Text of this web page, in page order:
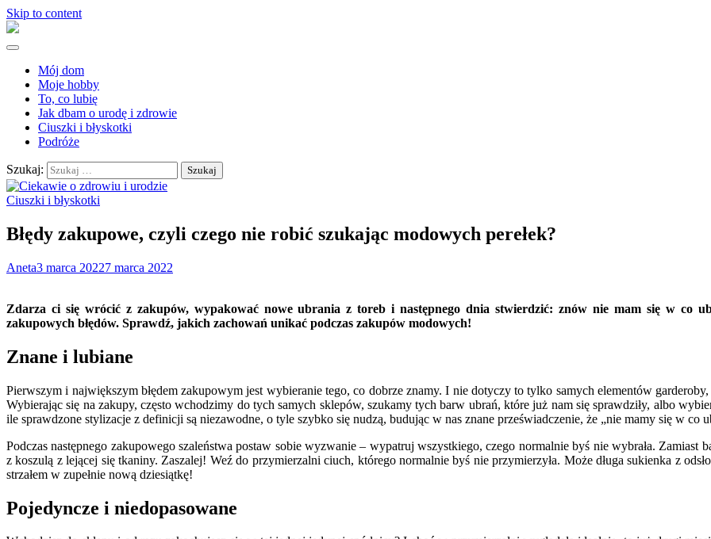
Skip to content
Mój dom
Moje hobby
To, co lubię
Jak dbam o urodę i zdrowie
Ciuszki i błyskotki
Podróże
Szukaj:
Ciuszki i błyskotki
Błędy zakupowe, czyli czego nie robić szukając modowych perełek?
Aneta3 marca 20227 marca 2022
Zdarza ci się wrócić z zakupów, wypakować nowe ubrania z toreb i następnego dnia stwierdzić: znów nie mam się w co
zakupowych błędów. Sprawdź, jakich zachowań unikać podczas zakupów modowych!
Znane i lubiane
Pierwszym i największym błędem zakupowym jest wybieranie tego, co dobrze znamy. I nie dotyczy to tylko samych elementów
Wybierając się na zakupy, często wchodzimy do tych samych sklepów, szukamy tych barw ubrań, które już nam się sprawdziły, albo
ile sprawdzone stylizacje z definicji są niezawodne, o tyle szybko się nudzą, budując w nas znane przeświadczenie, że „nie mamy się w co
Podczas następnego zakupowego szaleństwa postaw sobie wyzwanie – wypatruj wszystkiego, czego normalnie byś nie wybrała. Zamiast
z koszulą z lejącej się tkaniny. Zaszalej! Weź do przymierzalni ciuch, którego normalnie byś nie przymierzyła. Może długa sukienka z
strzałem w zupełnie nową dziesiątkę!
Pojedyncze i niedopasowane